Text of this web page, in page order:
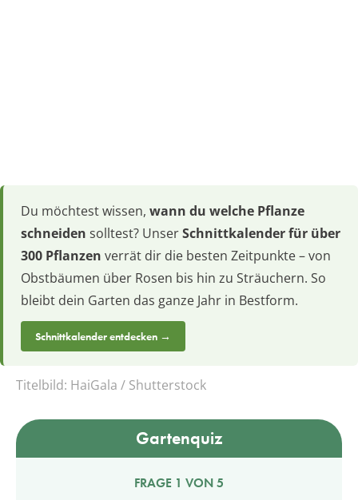
Du möchtest wissen, wann du welche Pflanze
schneiden solltest? UnserSchnittkalender für über
300 Pflanzen verrät dir die besten Zeitpunkte – von
Obstbäumen über Rosen bis hin zu Sträuchern. So
bleibt dein Garten das ganze Jahr in Bestform.
Schnittkalender entdecken →
Titelbild: HaiGala / Shutterstock
Gartenquiz
FRAGE 1 VON 5